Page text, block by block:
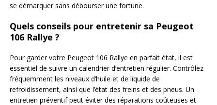
se démarquer sans débourser une fortune.
Quels conseils pour entretenir sa Peugeot
106 Rallye ?
Pour garder votre Peugeot 106 Rallye en parfait état, il est
essentiel de suivre un calendrier d’entretien régulier. Contrôlez
fréquemment les niveaux d’huile et de liquide de
refroidissement, ainsi que l’état des freins et des pneus. Un
entretien préventif peut éviter des réparations coûteuses et